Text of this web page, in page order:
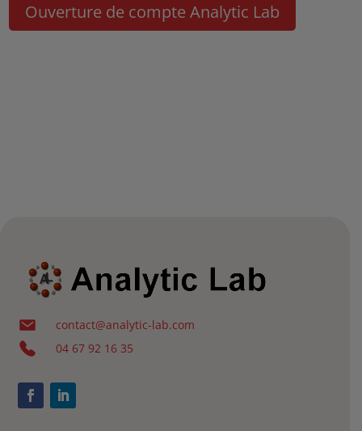
Ouverture de compte Analytic Lab
contact@analytic-lab.com
04 67 92 16 35